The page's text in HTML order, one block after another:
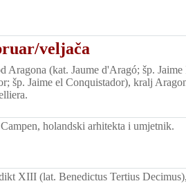
veljača
Aragona (kat. Jaume d'Aragó; šp.
šp. Jaime el Conquistador), kralj
holandski arhitekta i umjetnik.
XIII (lat. Benedictus Tertius